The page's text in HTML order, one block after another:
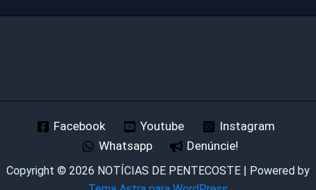
Facebook Youtube
Instagram
Whatsapp
Denúncie!
Copyright © 2026 NOTÍCIAS DE PENTECOSTE | Powered by